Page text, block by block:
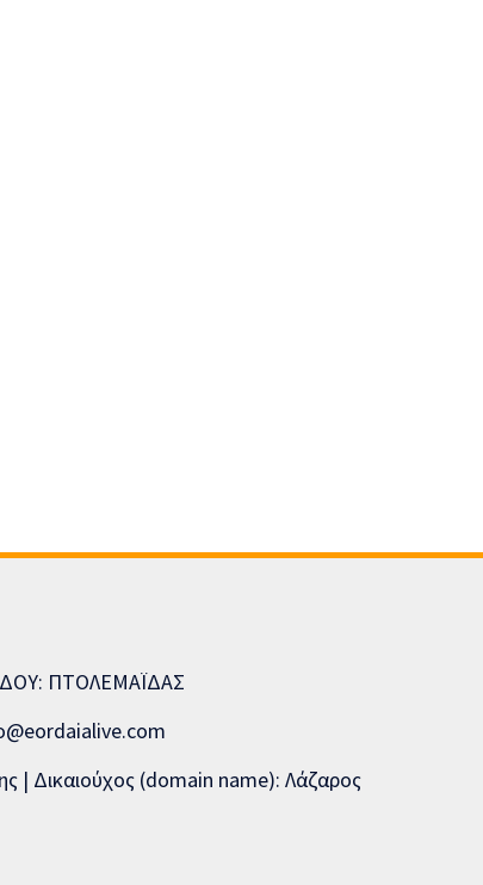
ΔΟΥ: ΠΤΟΛΕΜΑΪΔΑΣ
| Δικαιούχος (domain name): Λάζαρος